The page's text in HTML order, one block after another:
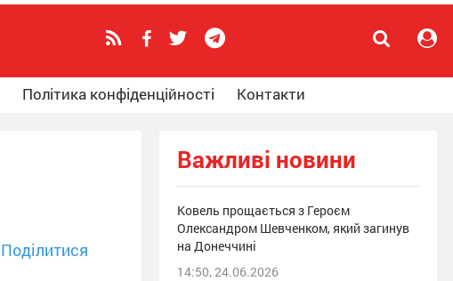
Політика конфіденційності Контакти
Поділитися
Важливі новини
Ковель прощається з Героєм
Олександром Шевченком, який загинув
на Донеччині
14:50, 24.06.2026